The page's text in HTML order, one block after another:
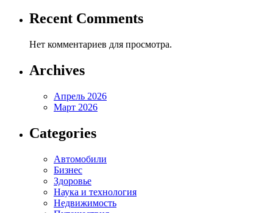
Recent Comments
Нет комментариев для просмотра.
Archives
Апрель 2026
Март 2026
Categories
Автомобили
Бизнес
Здоровье
Наука и технология
Недвижимость